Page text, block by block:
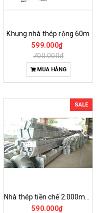
Khung nhà thép rộng 60m
599.000₫
700.000₫
MUA HÀNG
SALE
590.000₫